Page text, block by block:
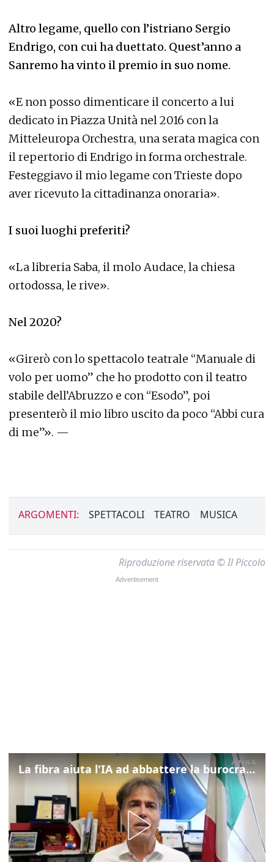
Altro legame, quello con l’istriano Sergio
Endrigo, con cui ha duettato. Quest’anno a
Sanremo ha vinto il premio in suo nome.
«E non posso dimenticare il concerto a lui
dedicato in Piazza Unità nel 2016 con la
Mitteleuropa Orchestra, una serata magica con
il repertorio di Endrigo in forma orchestrale.
Festeggiavo il mio legame con Trieste dopo
aver ricevuto la cittadinanza onoraria».
I suoi luoghi preferiti?
«La libreria Saba, il molo Audace, la chiesa
ortodossa, le rive».
Nel 2020?
«Girerò con lo spettacolo teatrale “Manuale di
volo per uomo” che ho prodotto con il teatro
stabile dell’Abruzzo e con “Esodo”, poi
presenterò il mio libro uscito da poco “Abbi cura
di me”». —
ARGOMENTI: SPETTACOLI TEATRO MUSICA
Riproduzione riservata © Il Piccolo
La fibra aiuta l'IA ad abbattere la burocrazia, progetto pilota in Veneto